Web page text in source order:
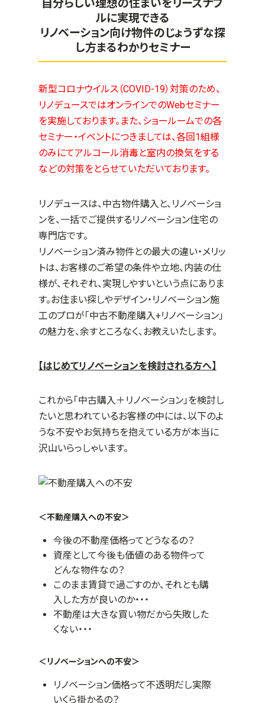
自分らしい理想の住まいをリーズナブ
ルに実現できる
リノベーション向け物件のじょうずな探
し方まるわかりセミナー
新型コロナウイルス（COVID-19）対策のため、
リノデュースではオンラインでのWebセミナー
を実施しております。また、ショールームでの各
セミナー・イベントにつきましては、各回1組様
のみにてアルコール消毒と室内の換気をする
などの対策をとらせていただいております。
リノデュースは、中古物件購入と、リノベーショ
ンを、一括でご提供するリノベーション住宅の
専門店です。
リノベーション済み物件との最大の違い・メリッ
トは、お客様のご希望の条件や立地、内装の仕
様が、それぞれ、実現しやすいという点にありま
す。お住まい探しやデザイン・リノベーション施
工のプロが「中古不動産購入+リノベーション」
の魅力を、余すところなく、お教えいたします。
【はじめてリノベーションを検討される方へ】
これから「中古購入＋リノベーション」を検討し
たいと思われているお客様の中には、以下のよ
うな不安やお気持ちを抱えている方が本当に
沢山いらっしゃいます。
＜不動産購入への不安＞
今後の不動産価格ってどうなるの？
資産として今後も価値のある物件って
どんな物件なの？
このまま賃貸で過ごすのか、それとも購
入した方が良いのか・・・
不動産は大きな買い物だから失敗した
くない・・・
＜リノベーションへの不安＞
リノベーション価格って不透明だし実際
いくら掛かるの？